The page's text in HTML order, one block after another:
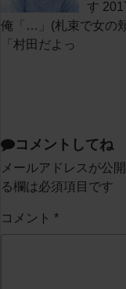
す
俺「…」(札束で女の
「村田だよっ
コメントしてね
メールアドレスが公
る欄は必須項目です
コメント *